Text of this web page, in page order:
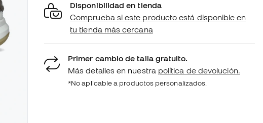
Disponibilidad en tienda
Comprueba si este producto está disponible en
tu tienda más cercana
Primer cambio de talla gratuito.
Más detalles en nuestra política de devolución.
*No aplicable a productos personalizados.